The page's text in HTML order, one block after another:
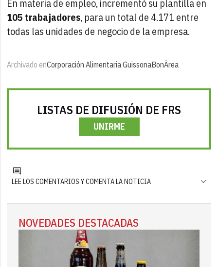
En materia de empleo, incrementó su plantilla en
105 trabajadores, para un total de 4.171 entre
todas las unidades de negocio de la empresa.
Archivado enCorporación Alimentaria GuissonaBonÀrea
LISTAS DE DIFUSIÓN DE FRS
UNIRME
LEE LOS COMENTARIOS Y COMENTA LA NOTICIA
NOVEDADES DESTACADAS